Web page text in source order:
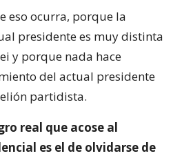
eso ocurra, porque la
presidente es muy distinta
y porque nada hace
del actual presidente
partidista.
real que acose al
es el de olvidarse de